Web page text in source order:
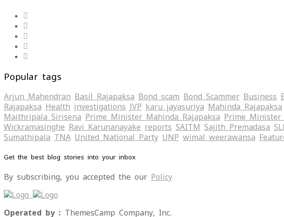
Popular tags
Arjun Mahendran Basil Rajapaksa Bond scam Bond Scammer Business
Rajapaksa Health investigations JVP karu jayasuriya Mahinda Rajapaksa
Maithripala Sirisena Prime Minister Mahinda Rajapaksa Prime Minister
Wickramasinghe Ravi Karunanayake reports SAITM Sajith Premadasa
Sumathipala TNA United National Party UNP wimal weerawansa
Get the best blog stories into your inbox
By subscribing, you accepted the our Policy
Operated by : ThemesCamp Company, Inc.